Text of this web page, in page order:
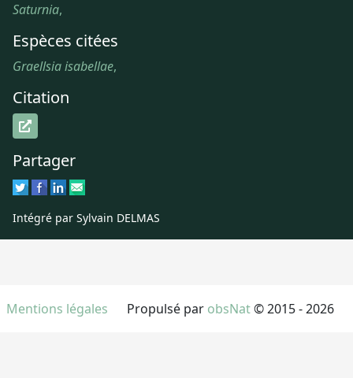
Saturnia,
Espèces citées
Graellsia isabellae,
Citation
Partager
Intégré par Sylvain DELMAS
Propulsé par obsNat© 2015 - 2026
Mentions légales